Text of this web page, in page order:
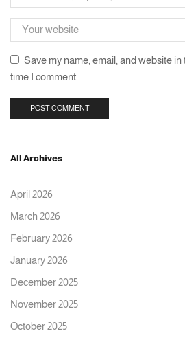
Save my name, email, and website
time I comment.
All Archives
April 2026
March 2026
February 2026
January 2026
December 2025
November 2025
October 2025